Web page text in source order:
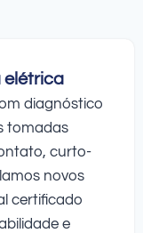
elétrica
diagnóstico
tomadas
curto-
novos
certificado
e